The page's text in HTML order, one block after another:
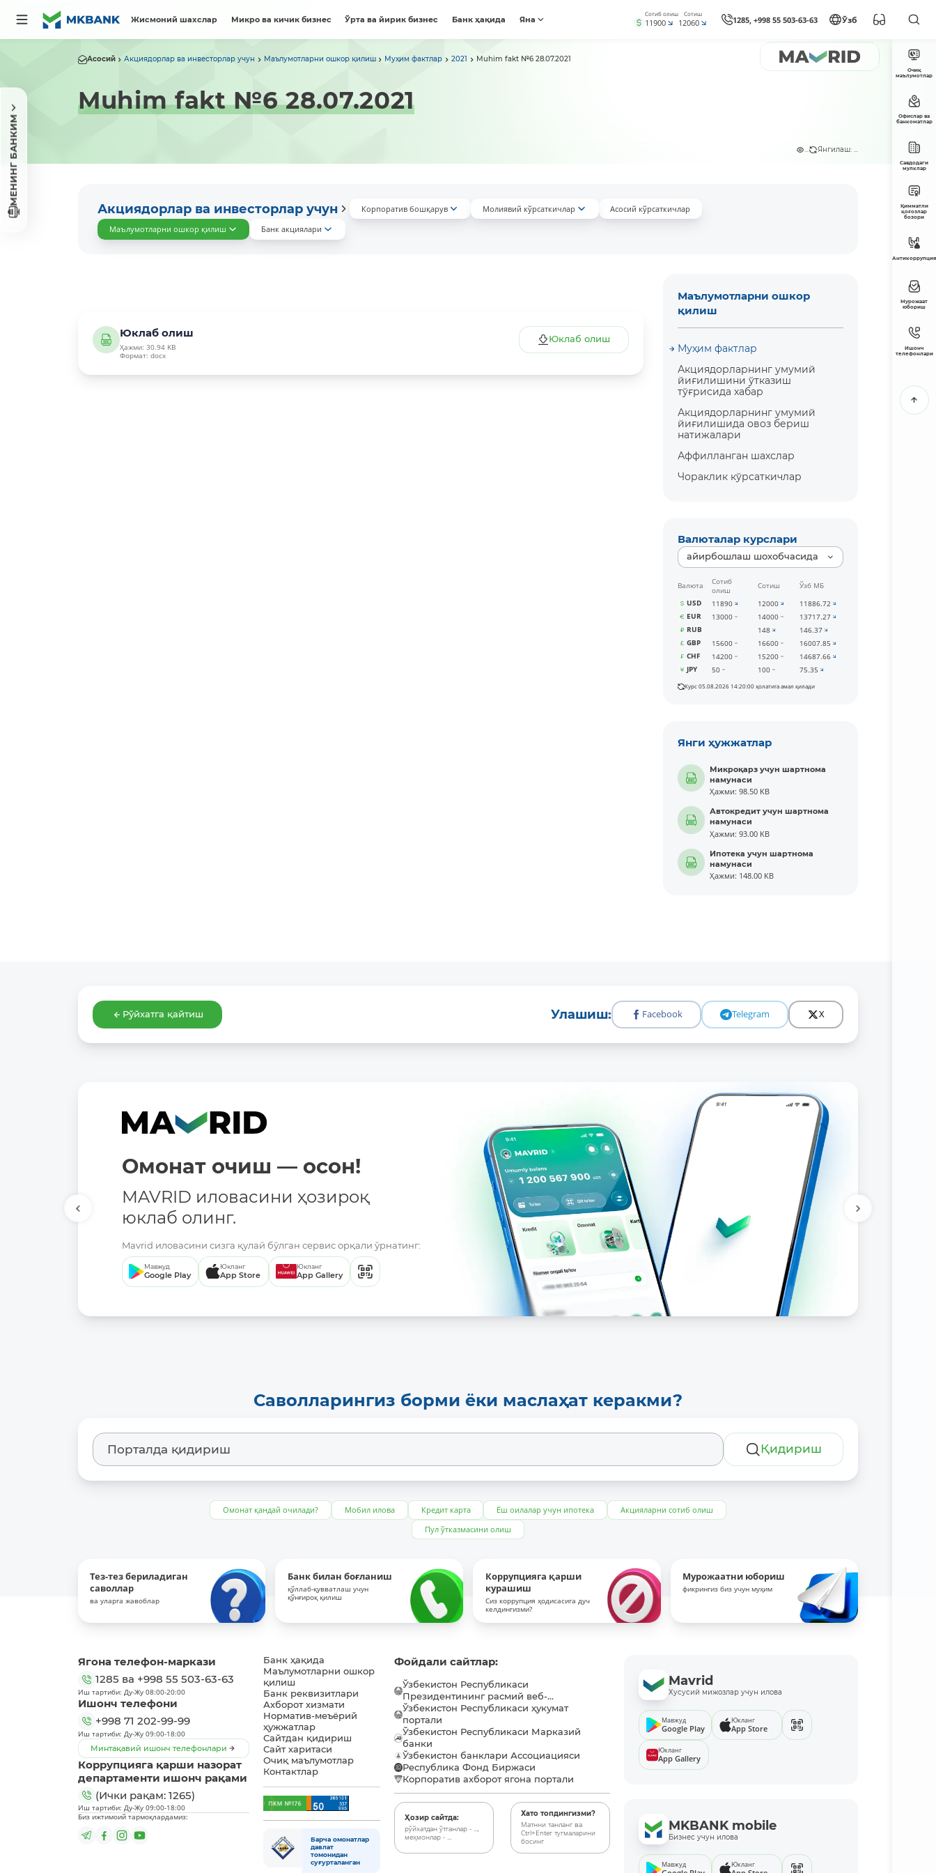
Жисмоний шахслар Микро ва кичик бизнес Ўрта ва йирик бизнес Банк ҳақида Яна
Сотиб олиш
11900
Сотиш
12060 1285, +998 55 503-63-63 Ўзб
МЕНИНГ БАНКИМ
Асосий Акциядорлар ва инвесторлар учун Маълумотларни ошкор қилиш Муҳим фактлар 2021 Muhim fakt №6 28.07.2021
Muhim fakt №6 28.07.2021
... Янгилаш: ...
Акциядорлар ва инвесторлар учун Корпоратив бошқарув Молиявий кўрсаткичлар
Асосий кўрсаткичлар
Маълумотларни ошкор қилиш
Банк акциялари
Юклаб олиш
Ҳажми: 30.94 KB
Формат: docx
Юклаб олиш
Маълумотларни ошкор
қилиш
Муҳим фактлар
Акциядорларнинг умумий
йиғилишини ўтказиш
тўғрисида хабар
Акциядорларнинг умумий
йиғилишида овоз бериш
натижалари
Аффилланган шахслар
Чораклик кўрсаткичлар
Валюталар курслари
айирбошлаш шохобчасида
Валюта
Сотиб
олиш
Сотиш
Ўзб МБ
USD
11890 12000
11886.72
EUR
13000 14000
13717.27
RUB
148
146.37
GBP
15600 16600
16007.85
CHF
14200 15200
14687.66
JPY
50 100 75.35
Курс 05.08.2026 14:20:00 ҳолатига амал қилади
Янги ҳужжатлар
Микроқарз учун шартнома
намунаси
Ҳажми: 98.50 KB
Автокредит учун шартнома
намунаси
Ҳажми: 93.00 KB
Ипотека учун шартнома
намунаси
Ҳажми: 148.00 KB
Рўйхатга қайтиш Улашиш: Facebook Telegram X
Омонат очиш — осон!
MAVRID иловасини ҳозироқ
юклаб олинг.
Mavrid иловасини сизга қулай бўлган сервис орқали ўрнатинг:
Мавжуд
Google Play
Юкланг
App Store
Юкланг
App Gallery
Саволларингиз борми ёки маслаҳат керакми?
Қидириш
Омонат қандай очилади? Мобил илова Кредит карта Ёш оилалар учун ипотека
Акцияларни сотиб олиш
Пул ўтказмасини олиш
Тез-тез бериладиган
саволлар
ва уларга жавоблар
Банк билан боғланиш
қўллаб-қувватлаш учун
қўнғироқ қилиш
Коррупцияга қарши
курашиш
Сиз коррупция ҳодисасига дуч
келдингизми?
Мурожаатни юбориш
фикрингиз биз учун муҳим
Очиқ
маълумотлар
Офислар ва
банкоматлар
Савдодаги
мулклар
Қимматли
қоғозлар
бозори
Антикоррупция
Мурожаат
юбориш
Ишонч
телефонлари
Ягона телефон-маркази
1285 ва +998 55 503-63-63
Иш тартиби: Ду-Жу 08:00-20:00
Ишонч телефони
+998 71 202-99-99
Иш тартиби: Ду-Жу 09:00-18:00
Минтақавий ишонч телефонлари
Коррупцияга қарши назорат
департаменти ишонч рақами
(Ички рақам: 1265)
Иш тартиби: Ду-Жу 09:00-18:00
Биз ижтимоий тармоқлардамиз:
Банк ҳақида
Маълумотларни ошкор
қилиш
Банк реквизитлари
Ахборот хизмати
Норматив-меъёрий
ҳужжатлар
Сайтдан қидириш
Сайт харитаси
Очиқ маълумотлар
Контактлар
Барча омонатлар
давлат
томонидан
суғурталанган
Фойдали сайтлар:
Ўзбекистон Республикаси
Президентининг расмий веб-...
Ўзбекистон Республикаси ҳукумат
портали
Ўзбекистон Республикаси Марказий
банки
Ўзбекистон банклари Ассоциацияси
Республика Фонд Биржаси
Корпоратив ахборот ягона портали
Ҳозир сайтда:
рўйхатдан ўтганлар - ...,
меҳмонлар - ...
Хато топдингизми?
Матнни танланг ва
Ctrl+Enter тугмаларини
босинг
Mavrid
Хусусий мижозлар учун илова
Мавжуд
Google Play
Юкланг
App Store
Юкланг
App Gallery
MKBANK mobile
Бизнес учун илова
Мавжуд Юкланг